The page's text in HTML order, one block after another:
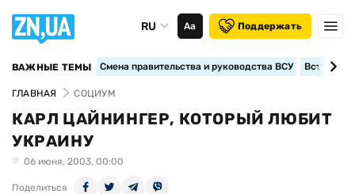
RU Аа Поддержать
ВАЖНЫЕ ТЕМЫ Смена правительства и руководства ВСУ
ГЛАВНАЯ СОЦИУМ
КАРЛ ЦАЙНИНГЕР, КОТОРЫЙ ЛЮБИТ
УКРАИНУ
06 июня, 2003, 00:00
Поделиться